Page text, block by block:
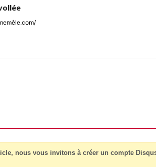
nous vous invitons à créer un compte